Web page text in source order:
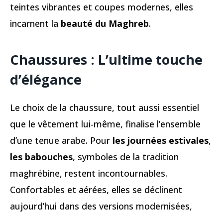
teintes vibrantes et coupes modernes, elles
incarnent la beauté du Maghreb.
Chaussures : L’ultime touche
d’élégance
Le choix de la chaussure, tout aussi essentiel
que le vêtement lui-même, finalise l’ensemble
d’une tenue arabe. Pour les journées estivales,
les babouches, symboles de la tradition
maghrébine, restent incontournables.
Confortables et aérées, elles se déclinent
aujourd’hui dans des versions modernisées,